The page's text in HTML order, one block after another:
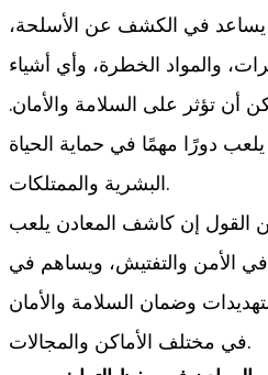
يساعد في الكشف عن الأسلحة،
والمواد الخطرة، وأي أشياء
أن تؤثر على السلامة والأمان.
يلعب دورًا مهمًا في حماية الحياة
البشرية والممتلكات.
القول إن كاشف المعادن يلعب
في الأمن والتفتيش، ويساهم في
وضمان السلامة والأمان
في مختلف الأماكن والمجالات.